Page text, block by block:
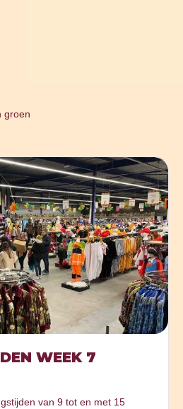
groen
WEEK 7
van 9 tot en met 15